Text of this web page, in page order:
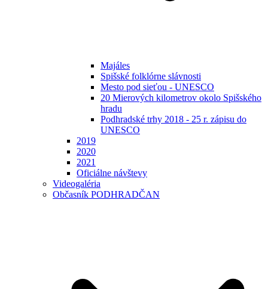
Majáles
Spišské folklórne slávnosti
Mesto pod sieťou - UNESCO
20 Mierových kilometrov okolo Spišského
hradu
Podhradské trhy 2018 - 25 r. zápisu do
UNESCO
2019
2020
2021
Oficiálne návštevy
Videogaléria
Občasník PODHRADČAN